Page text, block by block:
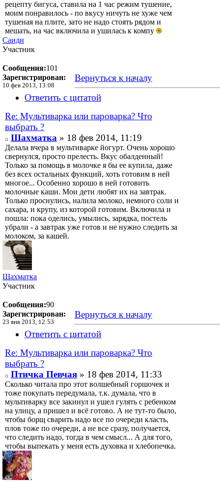
рецепту бигуса, ставила на 1 час режим тушение,
моим понравилось - по вкусу ничуть не хуже чем
тушеная на плите, зато не надо стоять рядом и
мешать, на час включила и ушилась к компу
Саиди
Участник
Сообщения:101
Зарегистрирован:
10 фев 2013, 13:08
Вернуться к началу
Ответить с цитатой
Re: Мультиварка или пароварка? Что
выбрать ?
Шахматка » 18 фев 2014, 11:19
Делала вчера в мультиварке йогурт. Очень хорошо
свернулся, просто прелесть. Вкус обалденный!
Только за помощь в молочке я бы ее купила, даже
без всех остальных функций, хоть готовим в ней
многое... Особенно хорошо в ней готовить
молочные каши. Мои дети любят их на завтрак.
Только проснулись, налила молоко, немного соли и
сахара, и крупу, из которой готовим. Включила и
пошла: пока оделись, умылись, зарядка, постель
убрали - а завтрак уже готов и не нужно следить за
молоком, за кашей.
Шахматка
Участник
Сообщения:90
Зарегистрирован:
23 янв 2013, 12:53
Вернуться к началу
Ответить с цитатой
Re: Мультиварка или пароварка? Что
выбрать ?
Птичка Певчая» 18 фев 2014, 11:33
Сколько читала про этот волшебный горшочек и
тоже покупать передумала, т.к. думала, что в
мультиварку все закинул и ушел гулять с ребенком
на улицу, а пришел и всё готово. А не тут-то было,
чтобы борщ сварить надо все по очереди класть,
плов тоже по очереди, а не все сразу, получается,
что следить надо, тогда в чем смысл... А для того,
чтобы выпекать у меня есть духовка и хлебопечка.